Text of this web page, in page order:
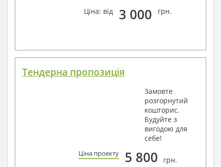
Ціна: від
3 000 грн.
Тендерна пропозиція
Замовте
розгорнутий
кошторис.
Будуйте з
вигодою для
себе!
Ціна проекту 5 800 грн.